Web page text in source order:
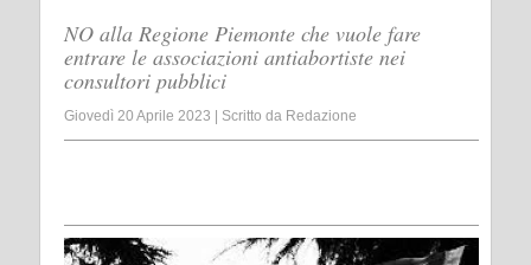
NO alla Regione Piemonte che vuole fare
entrare le associazioni antiabortiste nei
consultori pubblici
Giovedì 20 Aprile 2023 Scritto da Redazione